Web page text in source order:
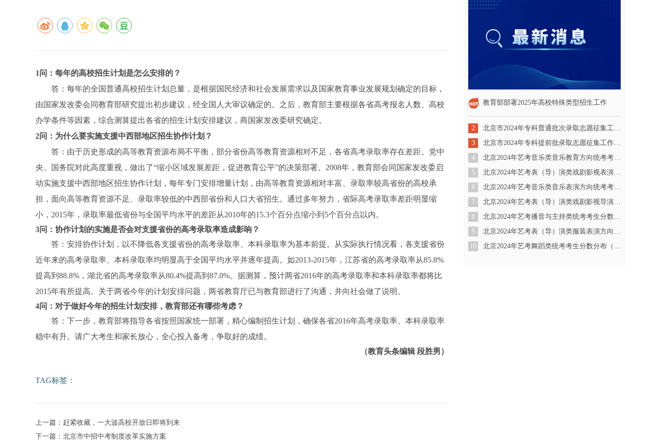
1问：每年的高校招生计划是怎么安排的？
答：每年的全国普通高校招生计划总量，是根据国民经济和社会发展需求以及国家教育事业发展规划确定的目标，
由国家发改委会同教育部研究提出初步建议，经全国人大审议确定的。之后，教育部主要根据各省高考报名人数、高校
办学条件等因素，综合测算提出各省的招生计划安排建议，商国家发改委研究确定。
2问：为什么要实施支援中西部地区招生协作计划？
答：由于历史形成的高等教育资源布局不平衡，部分省份高等教育资源相对不足，各省高考录取率存在差距。党中
央、国务院对此高度重视，做出了“缩小区域发展差距，促进教育公平”的决策部署。2008年，教育部会同国家发改委启
动实施支援中西部地区招生协作计划，每年专门安排增量计划，由高等教育资源相对丰富、录取率较高省份的高校承
担，面向高等教育资源不足、录取率较低的中西部省份和人口大省招生。通过多年努力，省际高考录取率差距明显缩
小，2015年，录取率最低省份与全国平均水平的差距从2010年的15.3个百分点缩小到5个百分点以内。
3问：协作计划的实施是否会对支援省份的高考录取率造成影响？
答：安排协作计划，以不降低各支援省份的高考录取率、本科录取率为基本前提。从实际执行情况看，各支援省份
近年来的高考录取率、本科录取率均明显高于全国平均水平并逐年提高。如2013-2015年，江苏省的高考录取率从85.8%
提高到88.8%，湖北省的高考录取率从80.4%提高到87.0%。据测算，预计两省2016年的高考录取率和本科录取率都将比
2015年有所提高。关于两省今年的计划安排问题，两省教育厅已与教育部进行了沟通，并向社会做了说明。
4问：对于做好今年的招生计划安排，教育部还有哪些考虑？
答：下一步，教育部将指导各省按照国家统一部署，精心编制招生计划，确保各省2016年高考录取率、本科录取率
稳中有升。请广大考生和家长放心，全心投入备考，争取好的成绩。
（教育头条编辑 段胜男）
TAG标签：
上一篇：赶紧收藏，一大波高校开放日即将到来
下一篇：北京市中招中考制度改革实施方案
教育部部署2025年高校特殊类型招生工作
2
北京市2024年专科普通批次录取志愿征集工作将于8月1日8时开始
3
北京市2024年专科提前批录取志愿征集工作将于7月29日8时开始
4
北京2024年艺考音乐类音乐教育方向统考考生分数分布（本科）
5
北京2024年艺考表（导）演类戏剧影视表演方向统考考生分数分布（本科）
6
北京2024年艺考音乐类音乐表演方向统考考生分数分布（本科）
7
北京2024年艺考表（导）演类戏剧影视导演方向统考考生分数分布（本科）
8
北京2024年艺考播音与主持类统考考生分数分布（本科）
9
北京2024年艺考表（导）演类服装表演方向统考考生分数分布（本科）
10
北京2024年艺考舞蹈类统考考生分数分布（本科）